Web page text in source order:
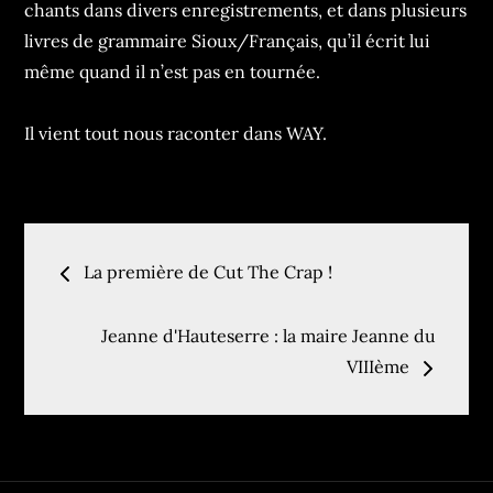
chants dans divers enregistrements, et dans plusieurs
livres de grammaire Sioux/Français, qu’il écrit lui
même quand il n’est pas en tournée.
​Il vient tout nous raconter dans WAY.
Navigation
La première de Cut The Crap !
Jeanne d'Hauteserre : la maire Jeanne du
VIIIème